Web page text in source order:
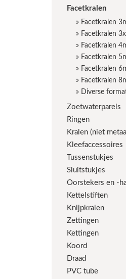
Facetkralen
» Facetkralen
» Facetkralen
» Facetkralen
» Facetkralen
» Facetkralen
» Facetkralen
» Diverse
Zoetwaterparels
Ringen
Kralen (niet
Kleefaccessoires
Tussenstukjes
Sluitstukjes
Oorstekers en -
Kettelstiften
Knijpkralen
Zettingen
Kettingen
Koord
Draad
PVC tube